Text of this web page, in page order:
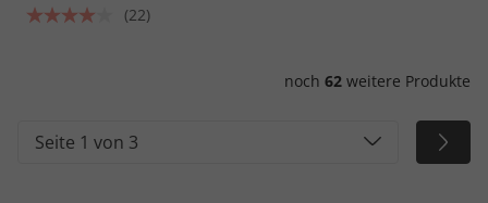
(22)
noch 62 weitere Produkte
Seite 1 von 3